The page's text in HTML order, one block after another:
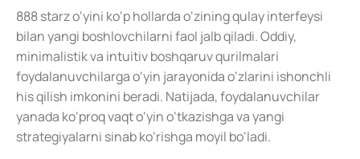
888 starz o‘yini ko‘p hollarda o‘zining qulay interfeysi
bilan yangi boshlovchilarni faol jalb qiladi. Oddiy,
minimalistik va intuitiv boshqaruv qurilmalari
foydalanuvchilarga o‘yin jarayonida o‘zlarini ishonchli
his qilish imkonini beradi. Natijada, foydalanuvchilar
yanada ko‘proq vaqt o‘yin o‘tkazishga va yangi
strategiyalarni sinab ko‘rishga moyil bo‘ladi.